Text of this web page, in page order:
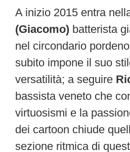
A inizio 2015 entra
(Giacomo) batterista
nel circondario
subito impone il suo
versatilità; a seguire
bassista veneto che
virtuosismi e la
dei cartoon chiude
sezione ritmica di